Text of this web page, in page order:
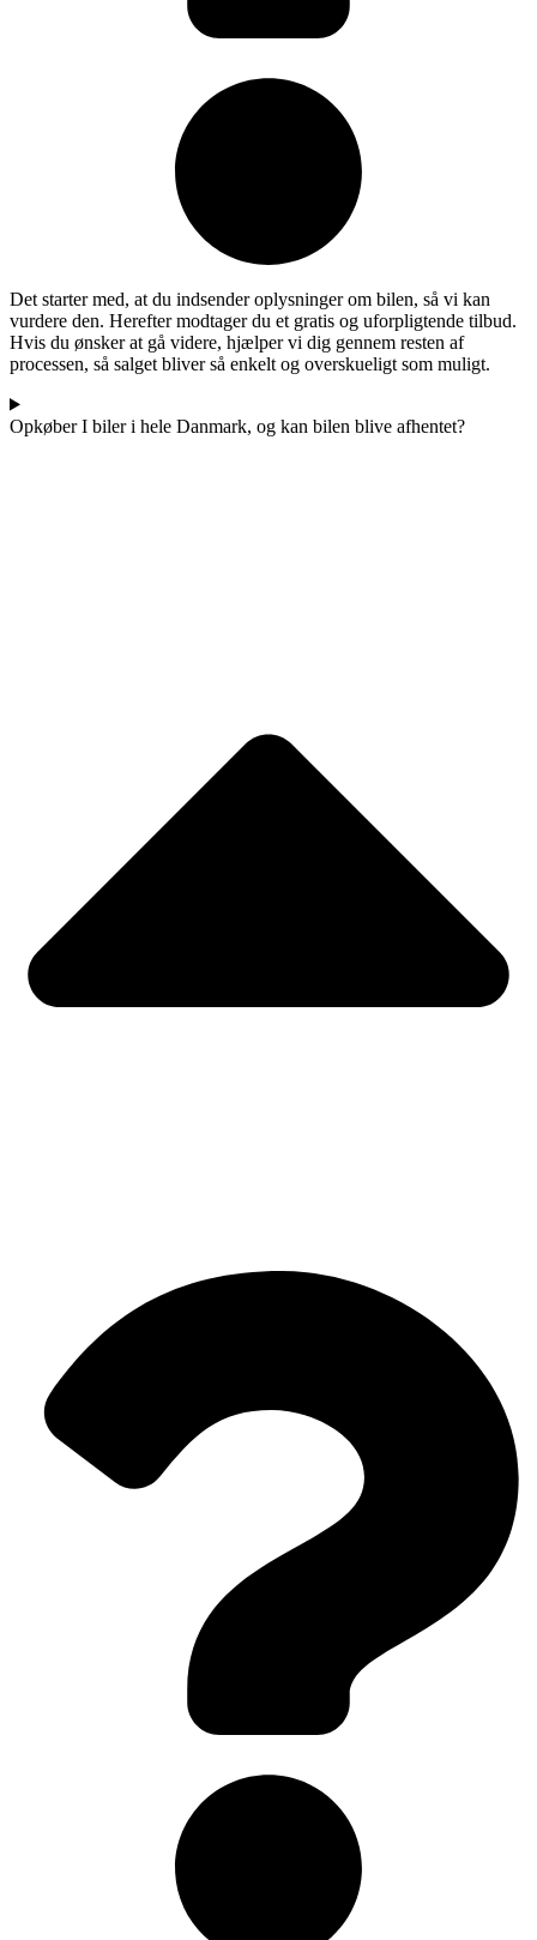
Det starter med, at du indsender oplysninger om bilen, så vi kan
vurdere den. Herefter modtager du et gratis og uforpligtende tilbud.
Hvis du ønsker at gå videre, hjælper vi dig gennem resten af
processen, så salget bliver så enkelt og overskueligt som muligt.
Opkøber I biler i hele Danmark, og kan bilen blive afhentet?